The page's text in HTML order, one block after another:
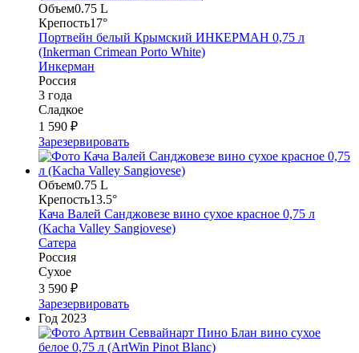
Объем0.75 L
Крепость17°
Портвейн белый Крымский ИНКЕРМАН 0,75 л
(Inkerman Crimean Porto White)
Инкерман
Россия
3 года
Сладкое
1 590 ₽
Зарезервировать
Объем0.75 L
Крепость13.5°
Кача Валей Санджовезе вино сухое красное 0,75 л
(Kacha Valley Sangiovese)
Сатера
Россия
Сухое
3 590 ₽
Зарезервировать
Год 2023